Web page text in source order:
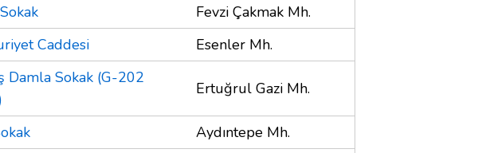
Fevzi Çakmak Mh.
Caddesi
Esenler Mh.
Damla Sokak (G-202
Ertuğrul Gazi Mh.
Aydıntepe Mh.